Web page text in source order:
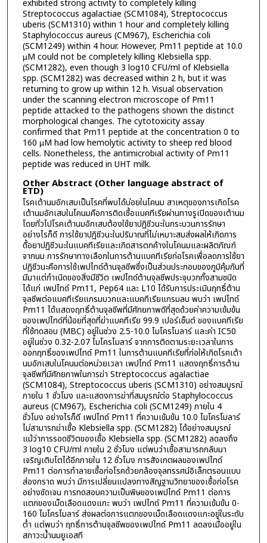
exhibited strong activity to completely killing
Streptococcus agalactiae (SCM1084), Streptococcus
uberis (SCM1310) within 1 hour and completely killing
Staphylococcus aureus (CM967), Escherichia coli
(SCM1249) within 4 hour. However, Pm11 peptide at 10.0
µM could not be completely killing Klebsiella spp.
(SCM1282), even though 3 log10 CFU/ml of Klebsiella
spp. (SCM1282) was decreased within 2 h, but it was
returning to grow up within 12 h. Visual observation
under the scanning electron microscope of Pm11
peptide attacked to the pathogens shown the distinct
morphological changes. The cytotoxicity assay
confirmed that Pm11 peptide at the concentration 0 to
160 µM had low hemolytic activity to sheep red blood
cells. Nonetheless, the antimicrobial activity of Pm11
peptide was reduced in UHT milk.
Other Abstract (Other language abstract of
ETD)
โรคเต้านมอักเสบเป็นโรคที่พบได้บ่อยในโคนม สาเหตุของการเกิดโรค
เต้านมอักเสบในโคนมคือการติดเชื้อแบคทีเรียผ่านทางรูเปิดของเต้านม
โดยทั่วไปโรคเต้านมอักเสบต้องใช้ยาปฏิชีวนะในกระบวนการรักษา
อย่างไรก็ดี การใช้ยาปฏิชีวนะในปริมาณที่ไม่เหมาะสมส่งผลให้เกิดการ
ดื้อยาปฏิชีวนะในแบคทีเรียและเกิดสารตกค้างในโคนมและผลิตภัณฑ์
จากนม การรักษาทางเลือกในการต้านแบคทีเรียก่อโรคเพื่อลดการใช้ยา
ปฏิชีวนะคือการใช้เพปไทด์ต้านจุลชีพซึ่งเป็นส่วนประกอบของภูมิคุ้มกันที่
มีมาแต่กำเนิดของสิ่งมีชีวิต เพปไทด์ต้านจุลชีพประจุบวกทั้งสามชนิด
ได้แก่ เพปไทด์ Pm11, Pep64 และ L10 ได้รับการประเมินฤทธิ์ต้าน
จุลชีพต่อแบคทีเรียแกรมบวกและแบคทีเรียแกรมลบ พบว่า เพปไทด์
Pm11 ได้แสดงฤทธิ์ต้านจุลชีพที่มีศักยภาพดีที่สุดด้วยค่าความเข้มข้น
ของเพปไทด์ที่น้อยที่สุดที่ฆ่าแบคทีเรีย 99.9 เปอร์เซ็นต์ ของแบคทีเรีย
ที่ใช้ทดสอบ (MBC) อยู่ในช่วง 2.5-10.0 ไมโครโมลาร์ และค่า IC50
อยู่ในช่วง 0.32-2.07 ไมโครโมลาร์ จากการติดตามระยะเวลาในการ
ออกฤทธิ์ของเพปไทด์ Pm11 ในการต้านแบคทีเรียที่ก่อให้เกิดโรคเต้า
นมอักเสบในโคนมต่อหน่วยเวลา เพปไทด์ Pm11 แสดงฤทธิ์การต้าน
จุลชีพที่มีศักยภาพในการฆ่า Streptococcus agalactiae
(SCM1084), Streptococcus uberis (SCM1310) อย่างสมบูรณ์
ภายใน 1 ชั่วโมง และแสดงการฆ่าที่สมบูรณ์ต่อ Staphylococcus
aureus (CM967), Escherichia coli (SCM1249) ภายใน 4
ชั่วโมง อย่างไรก็ดี เพปไทด์ Pm11 ที่ความเข้มข้น 10.0 ไมโครโมลาร์
ไม่สามารถฆ่าเชื้อ Klebsiella spp. (SCM1282) ได้อย่างสมบูรณ์
แม้ว่าการรอดชีวิตของเชื้อ Klebsiella spp. (SCM1282) ลดลงถึง
3 log10 CFU/ml ภายใน 2 ชั่วโมง แต่พบว่าเชื้อสามารถกลับมา
เจริญเติบโตได้อีกภายใน 12 ชั่วโมง การสังเกตผลของเพปไทด์
Pm11 ต่อการทำลายเชื้อก่อโรคด้วยกล้องจุลทรรศน์อิเล็กตรอนแบบ
ส่องกราด พบว่า มีการเปลี่ยนแปลงทางสัญฐานวิทยาของเชื้อก่อโรค
อย่างชัดเจน การทดสอบความเป็นพิษของเพปไทด์ Pm11 ต่อการ
แตกของเม็ดเลือดแดงแกะ พบว่า เพปไทด์ Pm11 ที่ความเข้มข้น 0-
160 ไมโครโมลาร์ ส่งผลต่อการแตกของเม็ดเลือดแดงแกะอยู่ในระดับ
ต่ำ แต่พบว่า ฤทธิ์การต้านจุลชีพของเพปไทด์ Pm11 ลดลงเมื่ออยู่ใน
สภาวะน้ำนมยูเอสที